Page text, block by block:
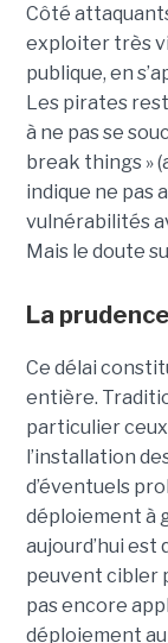
Côté
exploiter très
publique, en
Les pirates
à ne pas se
break things »
indique ne pas
vulnérabilités
Mais le doute
La
Ce délai
entière.
particulier
l’installation
d’éventuels
déploiement à
aujourd’hui est
peuvent cibler
pas encore
déploiement